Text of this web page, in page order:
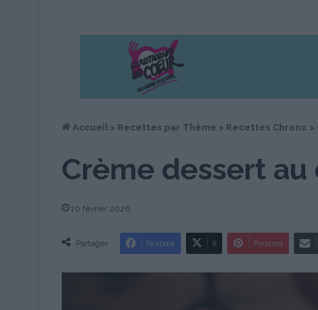
Accueil > Recettes par Thème > Recettes Chrono >
Crème dessert au
10 février 2026
Partager Facebook X Pinterest